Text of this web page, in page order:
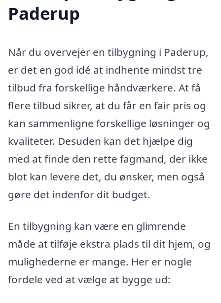
Paderup
Når du overvejer en tilbygning i Paderup,
er det en god idé at indhente mindst tre
tilbud fra forskellige håndværkere. At få
flere tilbud sikrer, at du får en fair pris og
kan sammenligne forskellige løsninger og
kvaliteter. Desuden kan det hjælpe dig
med at finde den rette fagmand, der ikke
blot kan levere det, du ønsker, men også
gøre det indenfor dit budget.
En tilbygning kan være en glimrende
måde at tilføje ekstra plads til dit hjem, og
mulighederne er mange. Her er nogle
fordele ved at vælge at bygge ud: